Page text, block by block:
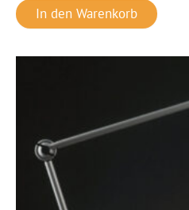
In den Warenkorb